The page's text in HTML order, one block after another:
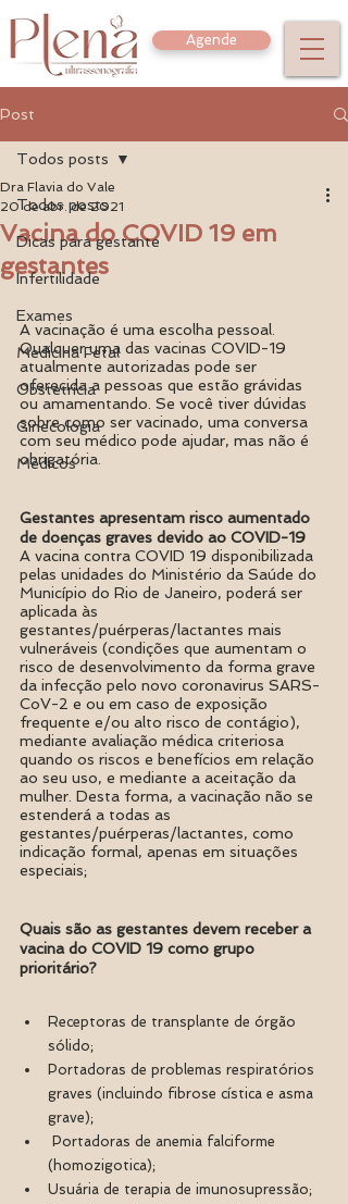
Agende
Post
Todos posts
Dicas para gestante
Infertilidade
Exames
Medicina Fetal
Obstetrícia
Ginecologia
Médicos
Todos posts
Vacina do COVID 19 em
gestantes
Dra Flavia do Vale
20 de abr. de 2021
A vacinação é uma escolha pessoal.
Qualquer uma das vacinas COVID-19
atualmente autorizadas pode ser
oferecida a pessoas que estão grávidas
ou amamentando. Se você tiver dúvidas
sobre como ser vacinado, uma conversa
com seu médico pode ajudar, mas não é
obrigatória.
Gestantes apresentam risco aumentado
de doenças graves devido ao COVID-19
A vacina contra COVID 19 disponibilizada
pelas unidades do Ministério da Saúde do
Município do Rio de Janeiro, poderá ser
aplicada às
gestantes/puérperas/lactantes mais
vulneráveis (condições que aumentam o
risco de desenvolvimento da forma grave
da infecção pelo novo coronavirus SARS-
CoV-2 e ou em caso de exposição
frequente e/ou alto risco de contágio),
mediante avaliação médica criteriosa
quando os riscos e benefícios em relação
ao seu uso, e mediante a aceitação da
mulher. Desta forma, a vacinação não se
estenderá a todas as
gestantes/puérperas/lactantes, como
indicação formal, apenas em situações
especiais;
Quais são as gestantes devem receber a
vacina do COVID 19 como grupo
prioritário?
Receptoras de transplante de órgão
sólido;
Portadoras de problemas respiratórios
graves (incluindo fibrose cística e asma
grave);
(homozigotica);
Usuária de terapia de imunosupressão;